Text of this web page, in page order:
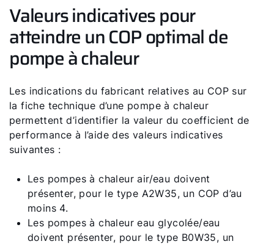
Valeurs indicatives pour
atteindre un COP optimal de
pompe à chaleur
Les indications du fabricant relatives au COP sur
la fiche technique d’une pompe à chaleur
permettent d’identifier la valeur du coefficient de
performance à l’aide des valeurs indicatives
suivantes :
Les pompes à chaleur air/eau doivent
présenter, pour le type A2W35, un COP d’au
moins 4.
Les pompes à chaleur eau glycolée/eau
doivent présenter, pour le type B0W35, un